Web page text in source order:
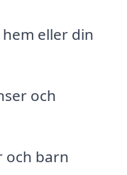
eller din
och
och barn